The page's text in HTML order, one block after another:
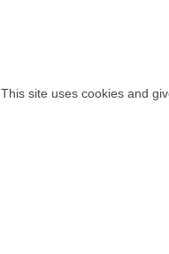
This site uses cookies and